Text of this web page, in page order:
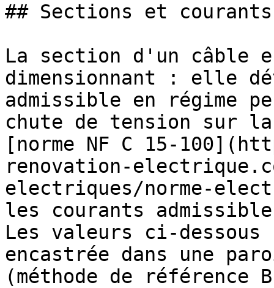
## Sections et
La section d'un câble
dimensionnant : elle
admissible en régime
chute de tension sur
[norme NF C 15-
renovation-
electriques/norme-
les courants
Les valeurs ci-dessous
encastrée dans une
(méthode de référence